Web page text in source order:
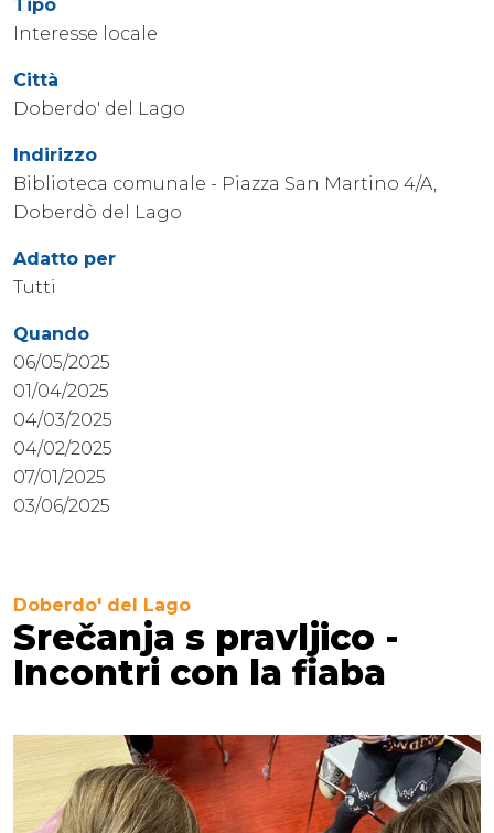
Tipo
Interesse locale
Città
Doberdo' del Lago
Indirizzo
Biblioteca comunale - Piazza San Martino 4/A,
Doberdò del Lago
Adatto per
Tutti
Quando
06/05/2025
01/04/2025
04/03/2025
04/02/2025
07/01/2025
03/06/2025
Doberdo' del Lago
Srečanja s pravljico -
Incontri con la fiaba